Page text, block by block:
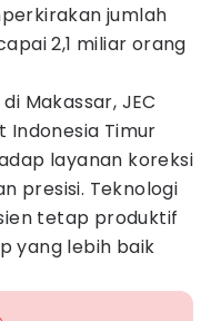
jumlah
2,1 miliar orang
Makassar, JEC
Indonesia Timur
layanan koreksi
presisi. Teknologi
tetap produktif
yang lebih baik